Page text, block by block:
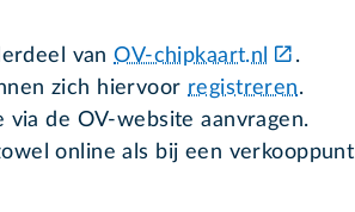
vanOV-chipkaart.nl
.
zich hiervoor registreren.
via de OV-website aanvragen.
online als bij een verkooppunt